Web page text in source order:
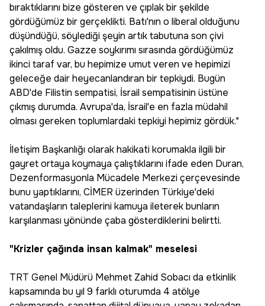
bıraktıklarını bize gösteren ve çıplak bir şekilde
gördüğümüz bir gerçeklikti. Batı'nın o liberal olduğunu
düşündüğü, söylediği şeyin artık tabutuna son çivi
çakılmış oldu. Gazze soykırımı sırasında gördüğümüz
ikinci taraf var, bu hepimize umut veren ve hepimizi
geleceğe dair heyecanlandıran bir tepkiydi. Bugün
ABD'de Filistin sempatisi, İsrail sempatisinin üstüne
çıkmış durumda. Avrupa'da, İsrail'e en fazla müdahil
olması gereken toplumlardaki tepkiyi hepimiz gördük."
İletişim Başkanlığı olarak hakikati korumakla ilgili bir
gayret ortaya koymaya çalıştıklarını ifade eden Duran,
Dezenformasyonla Mücadele Merkezi çerçevesinde
bunu yaptıklarını, CİMER üzerinden Türkiye'deki
vatandaşların taleplerini kamuya ileterek bunların
karşılanması yönünde çaba gösterdiklerini belirtti.
"Krizler çağında insan kalmak" meselesi
TRT Genel Müdürü Mehmet Zahid Sobacı da etkinlik
kapsamında bu yıl 9 farklı oturumda 4 atölye